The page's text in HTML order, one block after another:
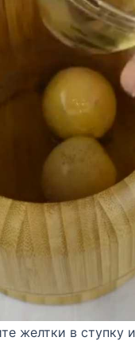
желтки в ступку